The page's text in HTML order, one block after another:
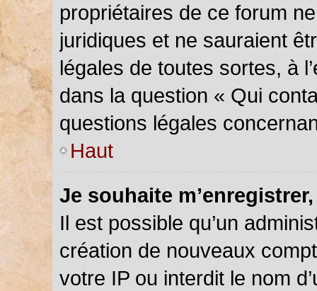
propriétaires de ce forum
juridiques et ne sauraient
légales de toutes sortes, à
dans la question « Qui
questions légales
Haut
Je souhaite
Il est possible qu’un
création de nouveaux
votre IP ou interdit le nom